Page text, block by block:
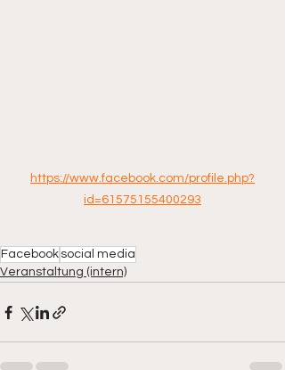
https://www.facebook.com/profile.php?
id=61575155400293
Facebook social media
Veranstaltung (intern)